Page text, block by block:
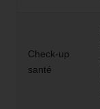
Check-up
santé